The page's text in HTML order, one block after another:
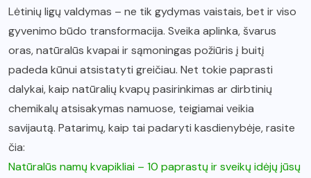
Lėtinių ligų valdymas – ne tik gydymas vaistais, bet ir viso
gyvenimo būdo transformacija. Sveika aplinka, švarus
oras, natūralūs kvapai ir sąmoningas požiūris į buitį
padeda kūnui atsistatyti greičiau. Net tokie paprasti
dalykai, kaip natūralių kvapų pasirinkimas ar dirbtinių
chemikalų atsisakymas namuose, teigiamai veikia
savijautą. Patarimų, kaip tai padaryti kasdienybėje, rasite
čia:
Natūralūs namų kvapikliai – 10 paprastų ir sveikų idėjų jūsų